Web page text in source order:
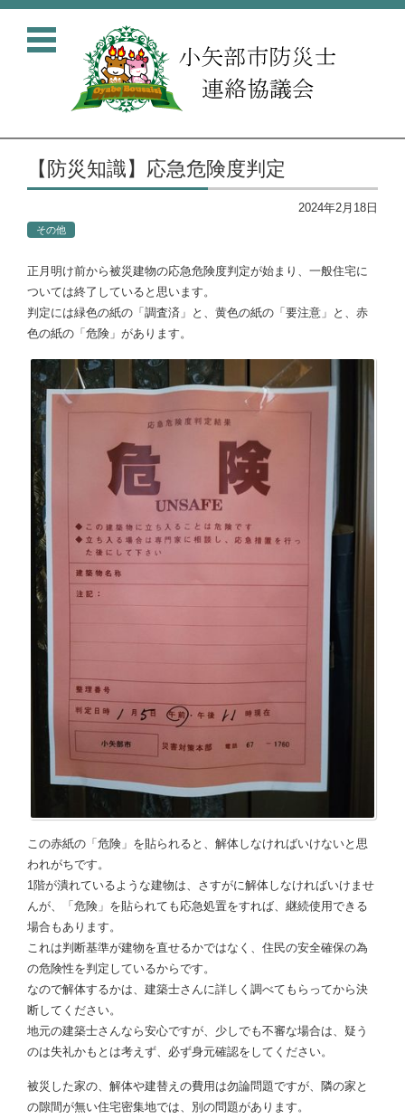
コンテンツに移動
【防災知識】応急危険度判定
2024年2月18日
その他
正月明け前から被災建物の応急危険度判定が始まり、一般住宅に
ついては終了していると思います。
判定には緑色の紙の「調査済」と、黄色の紙の「要注意」と、赤
色の紙の「危険」があります。
この赤紙の「危険」を貼られると、解体しなければいけないと思
われがちです。
1階が潰れているような建物は、さすがに解体しなければいけませ
んが、「危険」を貼られても応急処置をすれば、継続使用できる
場合もあります。
これは判断基準が建物を直せるかではなく、住民の安全確保の為
の危険性を判定しているからです。
なので解体するかは、建築士さんに詳しく調べてもらってから決
断してください。
地元の建築士さんなら安心ですが、少しでも不審な場合は、疑う
のは失礼かもとは考えず、必ず身元確認をしてください。
被災した家の、解体や建替えの費用は勿論問題ですが、隣の家と
の隙間が無い住宅密集地では、別の問題があります。